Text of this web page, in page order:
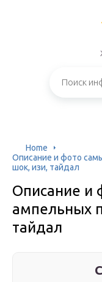
Home
Описание и фото
шок, изи, тайдал
Описание и
ампельных
тайдал